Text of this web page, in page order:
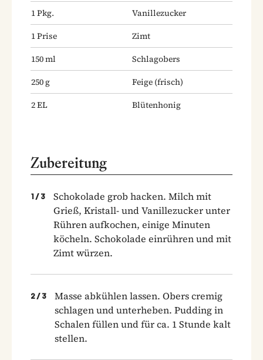
1Pkg.
Vanillezucker
1Prise
Zimt
150ml
Schlagobers
250g Feige (frisch)
2EL Blütenhonig
Zubereitung
1 / 3
Schokolade grob hacken. Milch mit
Grieß, Kristall- und Vanillezucker unter
Rühren aufkochen, einige Minuten
köcheln. Schokolade einrühren und mit
Zimt würzen.
2 / 3
Masse abkühlen lassen. Obers cremig
schlagen und unterheben. Pudding in
Schalen füllen und für ca. 1 Stunde kalt
stellen.